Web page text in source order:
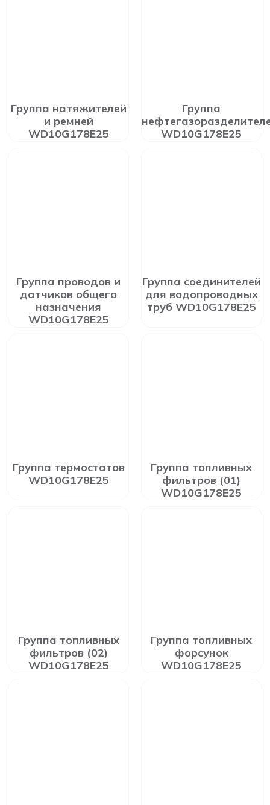
Группа натяжителей
и ремней
WD10G178E25
Группа
WD10G178E25
Группа проводов и
датчиков общего
назначения
WD10G178E25
Группа соединителей
для водопроводных
труб WD10G178E25
Группа термостатов
WD10G178E25
Группа топливных
фильтров (01)
WD10G178E25
Группа топливных
фильтров (02)
WD10G178E25
Группа топливных
форсунок
WD10G178E25